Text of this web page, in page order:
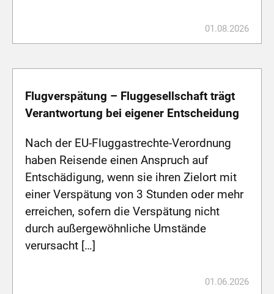
01.08.2026
Flugverspätung – Fluggesellschaft trägt
Verantwortung bei eigener Entscheidung
Nach der EU-Fluggastrechte-Verordnung
haben Reisende einen Anspruch auf
Entschädigung, wenn sie ihren Zielort mit
einer Verspätung von 3 Stunden oder mehr
erreichen, sofern die Verspätung nicht
durch außergewöhnliche Umstände
verursacht […]
01.06.2026